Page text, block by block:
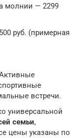
молнии — 2299
руб. (примерная
встречи.
универсальной
семьи,
цены указаны по